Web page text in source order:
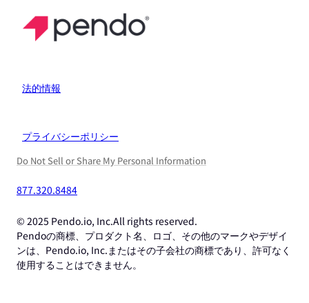
法的情報
プライバシーポリシー
Do Not Sell or Share My Personal Information
877.320.8484
© 2025 Pendo.io, Inc.All rights reserved.
Pendoの商標、プロダクト名、ロゴ、その他のマークやデザイ
ンは、Pendo.io, Inc.またはその子会社の商標であり、許可なく
使用することはできません。